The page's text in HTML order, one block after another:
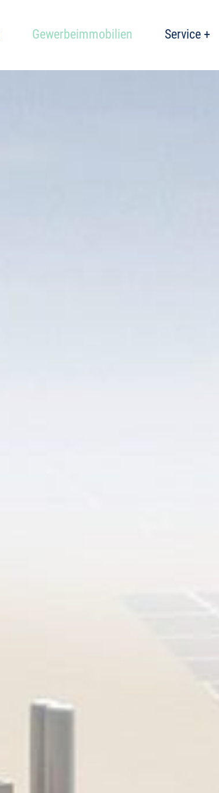
Gewerbeimmobilien Service +